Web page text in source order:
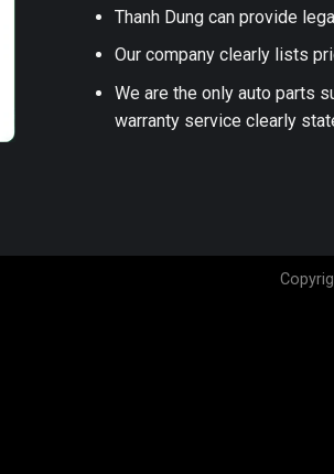
Thanh Dung can provide
Our company clearly lists
We are the only auto parts
warranty service clearly